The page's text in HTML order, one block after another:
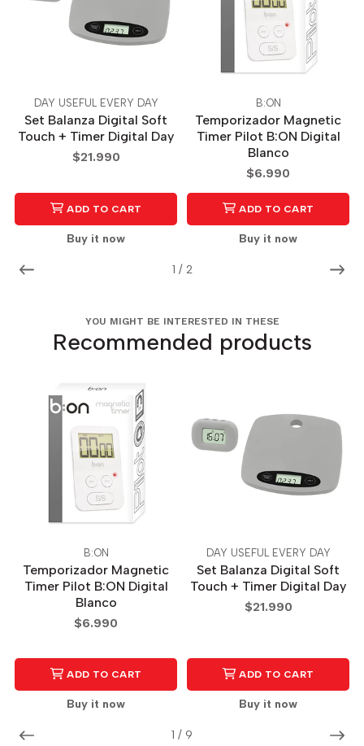
1 / 2
DAY USEFUL EVERY DAY
Set Balanza Digital Soft
Touch + Timer Digital Day
$21.990
ADD TO CART
Buy it now
B:ON
Temporizador Magnetic
Timer Pilot B:ON Digital
Blanco
$6.990
ADD TO CART
Buy it now
YOU MIGHT BE INTERESTED IN THESE
Recommended products
1 / 9
B:ON
Temporizador Magnetic
Timer Pilot B:ON Digital
Blanco
$6.990
ADD TO CART
Buy it now
DAY USEFUL EVERY DAY
Set Balanza Digital Soft
Touch + Timer Digital Day
$21.990
ADD TO CART
Buy it now